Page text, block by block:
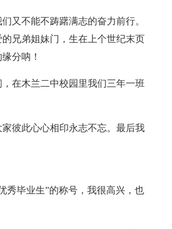
又不能不踌躇满志的奋力前行。
兄弟姐妹门，生在上个世纪末页
分呐！
在木兰二中校园里我们三年一班
彼此心心相印永志不忘。最后我
秀毕业生”的称号，我很高兴，也